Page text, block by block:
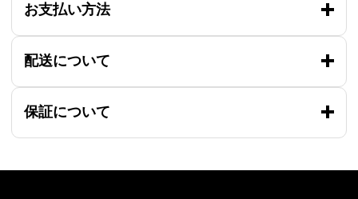
お支払い方法
配送について
保証について